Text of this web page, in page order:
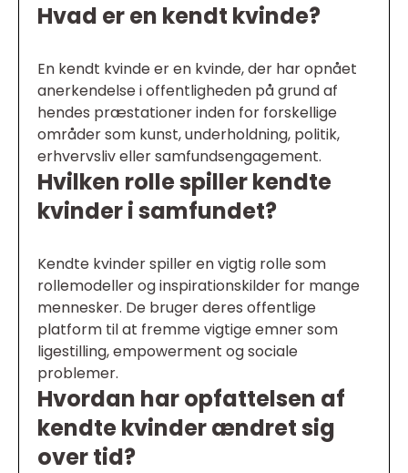
Hvad er en kendt kvinde?
En kendt kvinde er en kvinde, der har opnået
anerkendelse i offentligheden på grund af
hendes præstationer inden for forskellige
områder som kunst, underholdning, politik,
erhvervsliv eller samfundsengagement.
Hvilken rolle spiller kendte
kvinder i samfundet?
Kendte kvinder spiller en vigtig rolle som
rollemodeller og inspirationskilder for mange
mennesker. De bruger deres offentlige
platform til at fremme vigtige emner som
ligestilling, empowerment og sociale
problemer.
Hvordan har opfattelsen af
kendte kvinder ændret sig
over tid?